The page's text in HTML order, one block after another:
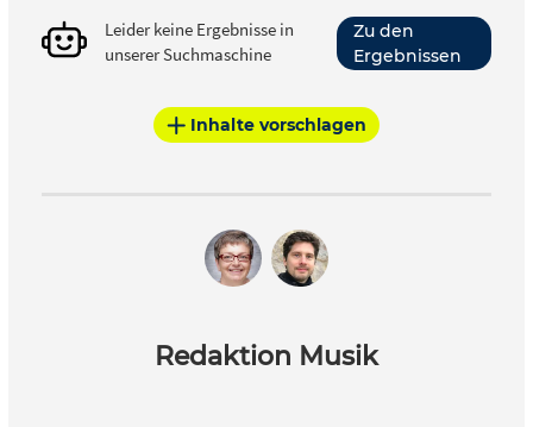
Leider keine Ergebnisse in
unserer Suchmaschine
Zu den
Ergebnissen
Inhalte vorschlagen
Redaktion Musik